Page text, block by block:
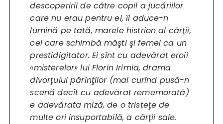
descoperirii de către copil a jucăriilor
care nu erau pentru el, îl aduce-n
lumină pe tată, marele histrion al cărţii,
cel care schimbă măşti şi femei ca un
prestidigitator. Ei sînt cu adevărat eroii
«misterelor» lui Florin Irimia, drama
divorţului părinţilor (mai curînd pusă-n
scenă decît cu adevărat rememorată)
e adevărata miză, de o tristeţe de
multe ori insuportabilă, a cărţii sale.